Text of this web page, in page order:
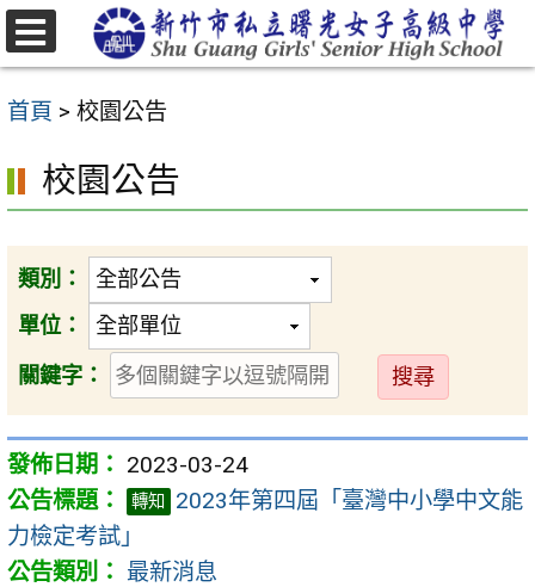
跳
至
要
容
首頁 > 校園公告
校園公告
類別：
單位：
關鍵字：
送
出
2023-03-24
轉知
2023年第四屆「臺灣中小學中文能
力檢定考試」
最新消息
選
單